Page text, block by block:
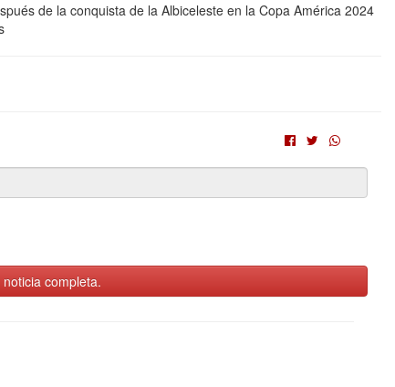
de la conquista de la Albiceleste en la Copa América 2024
noticia completa.